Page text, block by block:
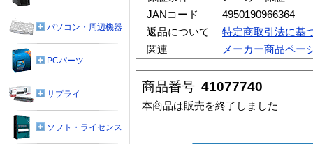
JANコード
4950190966364
返品について
特定商取引法に基
関連
メーカー商品ペー
商品番号 41077740
本商品は販売を終了しました
パソコン・周辺機器
PCパーツ
サプライ
ソフト・ライセンス